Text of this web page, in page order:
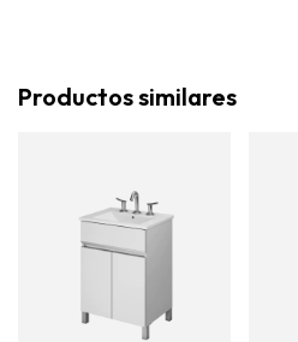
Productos similares